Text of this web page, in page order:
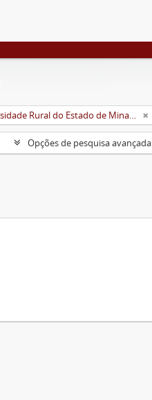
Universidade Rural do Estado de Minas Gerais (Uremg)
Opções de pesquisa avançada